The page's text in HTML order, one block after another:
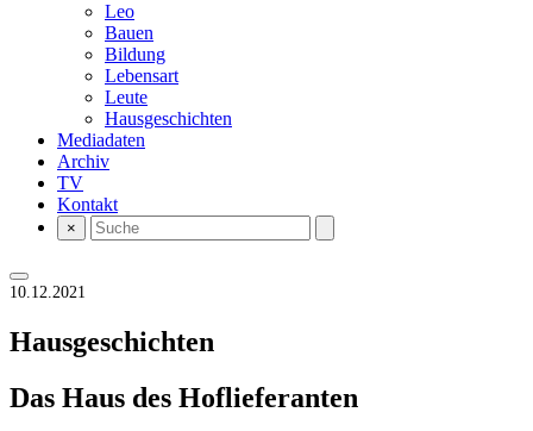
Leo
Bauen
Bildung
Lebensart
Leute
Hausgeschichten
Mediadaten
Archiv
TV
Kontakt
×
10.12.2021
Hausgeschichten
Das Haus des Hoflieferanten